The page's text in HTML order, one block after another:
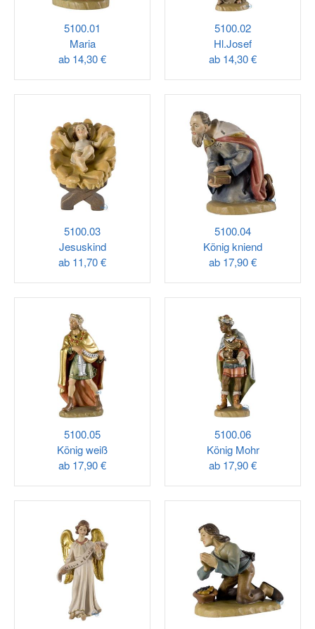
5100.01
Maria
ab 14,30 €
5100.02
Hl.Josef
ab 14,30 €
5100.03
Jesuskind
ab 11,70 €
5100.04
König kniend
ab 17,90 €
5100.05
König weiß
ab 17,90 €
5100.06
König Mohr
ab 17,90 €